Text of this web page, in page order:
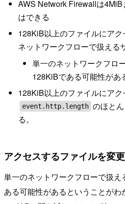
AWS Network Firewallは
はできる
128KiB以上のファイルにア
ネットワークフローで扱える
単一のネットワークフロ
128KiBである可能性があ
128KiB以上のファイルにアク
event.http.length のほと
る。
アクセスするファイルを変
単一のネットワークフローで扱
ある可能性があるということが